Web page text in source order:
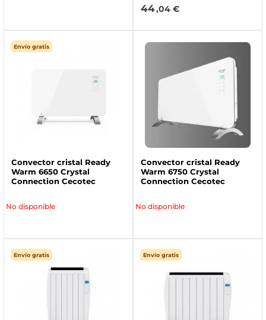
44,04 €
Envío gratis
Convector cristal Ready
Warm 6650 Crystal
Connection Cecotec
No disponible
Convector cristal Ready
Warm 6750 Crystal
Connection Cecotec
No disponible
Envío gratis Envío gratis